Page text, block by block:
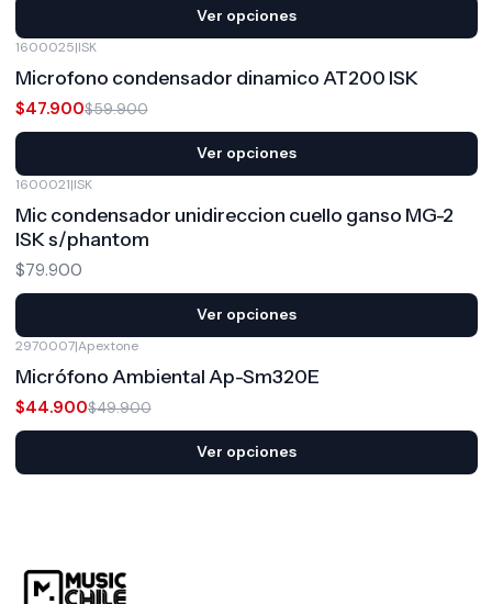
Ver opciones
1600025|ISK
Microfono condensador dinamico AT200 ISK
$47.900$59.900
Ver opciones
1600021|ISK
Mic condensador unidireccion cuello ganso MG-2
ISK s/phantom
$79.900
Ver opciones
2970007|Apextone
Micrófono Ambiental Ap-Sm320E
$44.900$49.900
Ver opciones